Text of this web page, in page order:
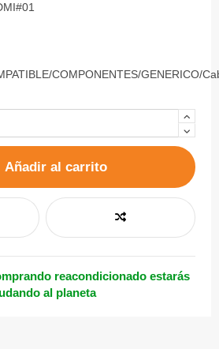
(1 opinión)COMPONENTES/GENERICO/
Añadir al carrito
reacondicionado estarás
al planeta